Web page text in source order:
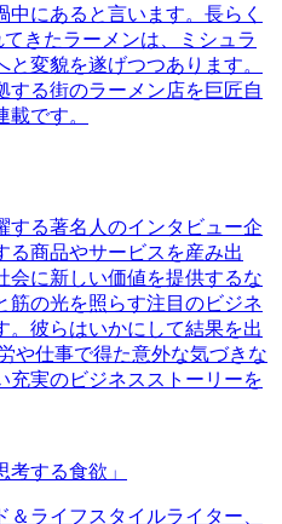
中にあると言います。長らく
きたラーメンは、ミシュラ
変貌を遂げつつあります。
する街のラーメン店を巨匠自
です。
する著名人のインタビュー企
る商品やサービスを産み出
会に新しい価値を提供するな
筋の光を照らす注目のビジネ
。彼らはいかにして結果を出
や仕事で得た意外な気づきな
充実のビジネスストーリーを
する食欲」
ライフスタイルライター、